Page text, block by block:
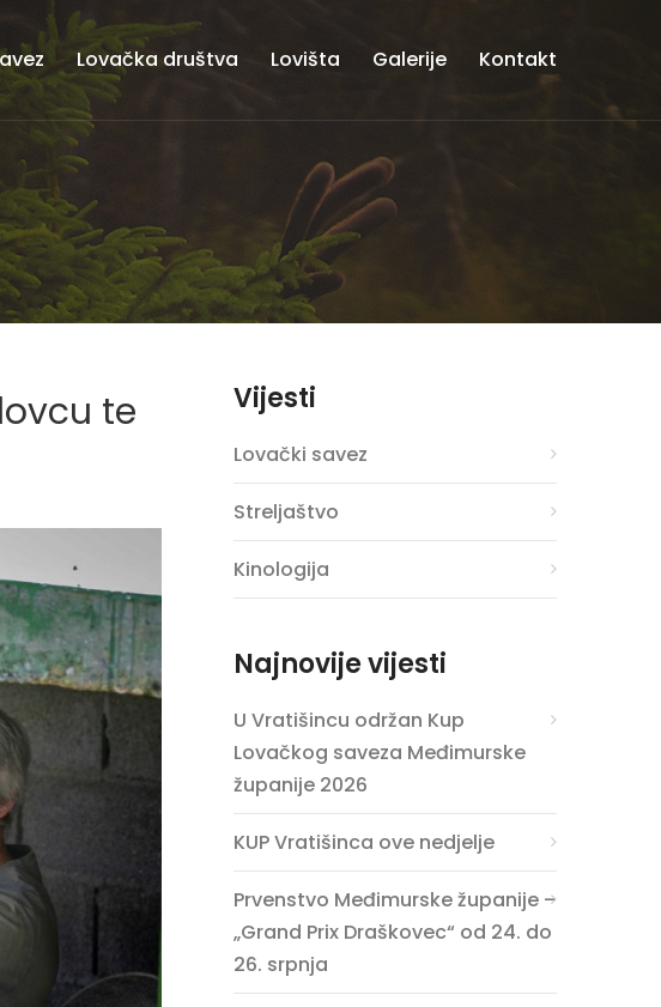
Lovačka društva Lovišta Galerije Kontakt
te
Vijesti
Lovački savez
Streljaštvo
Kinologija
Najnovije vijesti
U Vratišincu održan Kup
Lovačkog saveza Međimurske
županije 2026
KUP Vratišinca ove nedjelje
Prvenstvo Međimurske županije –
„Grand Prix Draškovec“ od 24. do
26. srpnja